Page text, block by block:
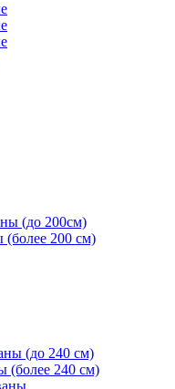
(до 200см)
200 см)
(до 240 см)
(более 240 см)